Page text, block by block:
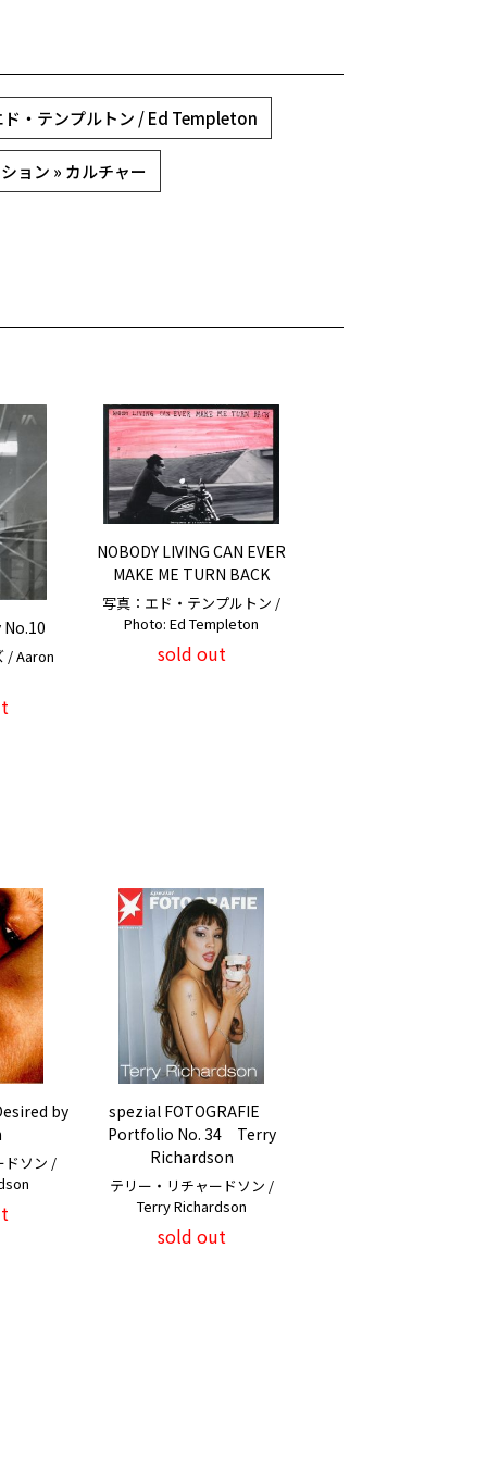
ド・テンプルトン / Ed Templeton
ョン » カルチャー
/ Aaron
NOBODY LIVING CAN EVER
MAKE ME TURN BACK
写真：エド・テンプルトン /
Photo: Ed Templeton
sold out
by
ドソン /
spezial FOTOGRAFIE
Portfolio No. 34 Terry
Richardson
テリー・リチャードソン /
Terry Richardson
sold out